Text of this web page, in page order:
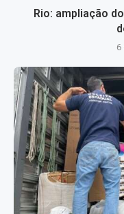
Rio: ampliação
6